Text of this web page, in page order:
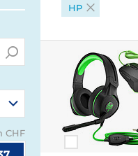
CHF
HP